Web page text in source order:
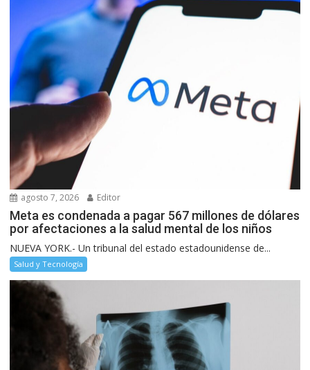
agosto 7, 2026 Editor
Meta es condenada a pagar 567 millones de dólares
por afectaciones a la salud mental de los niños
NUEVA YORK.- Un tribunal del estado estadounidense de...
Salud y Tecnología